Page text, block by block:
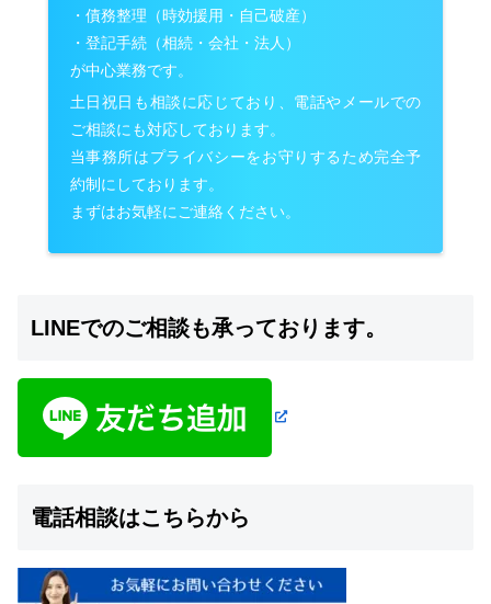
・債務整理（時効援用・自己破産）
・登記手続（相続・会社・法人）
が中心業務です。
土日祝日も相談に応じており、電話やメールでの
ご相談にも対応しております。
当事務所はプライバシーをお守りするため完全予
約制にしております。
まずはお気軽にご連絡ください。
LINEでのご相談も承っております。
電話相談はこちらから